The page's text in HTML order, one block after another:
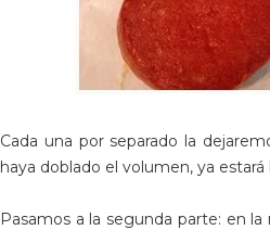
Cada una por separado la
haya doblado el volumen, ya estará
Pasamos a la segunda parte: en